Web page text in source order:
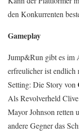
den Konkurrenten
Gameplay
Jump&Run gibt es im
erfreulicher ist endlich
Setting: Die Story von
Als Revolverheld
Mayor Johnson retten
andere Gegner das